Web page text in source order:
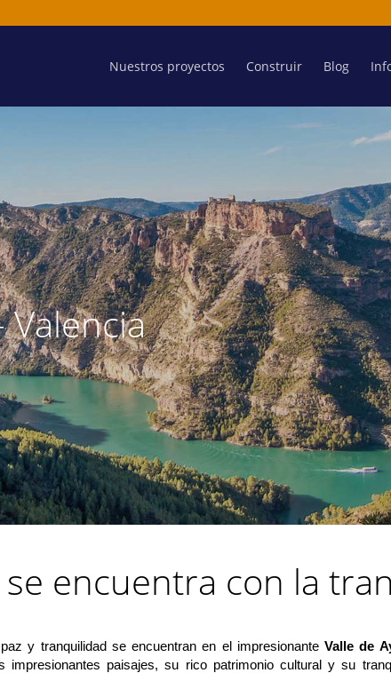
Nuestros proyectos Construir Blog
Valencia
encuentra con la
y tranquilidad se encuentran en el impresionante Valle de
paisajes, su rico patrimonio cultural y su